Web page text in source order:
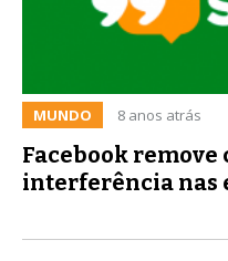
MUNDO 8 anos atrás
Facebook
interferência nas